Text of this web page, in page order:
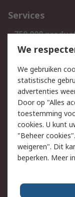
Services
750.000
Bestellen
Track & Trace
Wettelijk
Cookiebeleid
Privacybeleid
Algemene
Over RS
We
We gebruiken
statistische
advertenties
Door op "Alles
toestemming
cookies. U kunt
"Beheer
weigeren". Dit
beperken. Meer